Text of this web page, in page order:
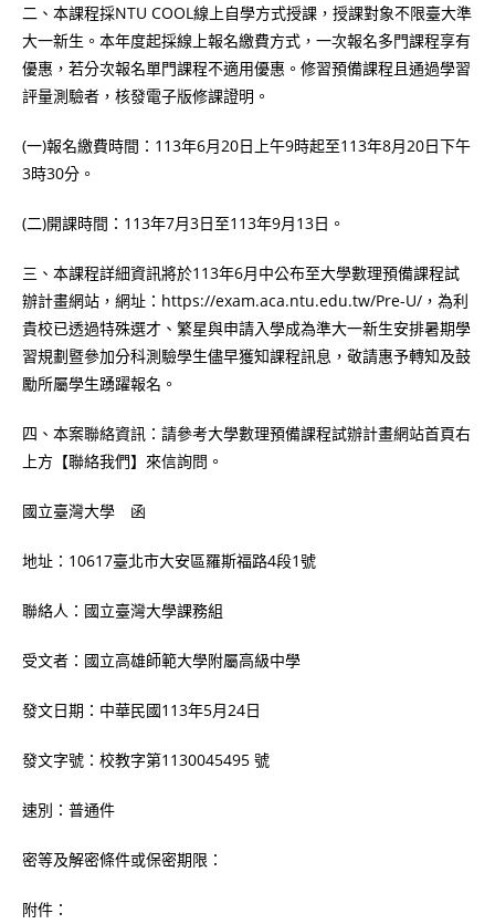
二、本課程採NTU COOL線上自學方式授課，授課對象不限臺大準
大一新生。本年度起採線上報名繳費方式，一次報名多門課程享有
優惠，若分次報名單門課程不適用優惠。修習預備課程且通過學習
評量測驗者，核發電子版修課證明。
(一)報名繳費時間：113年6月20日上午9時起至113年8月20日下午
3時30分。
(二)開課時間：113年7月3日至113年9月13日。
三、本課程詳細資訊將於113年6月中公布至大學數理預備課程試
辦計畫網站，網址：https://exam.aca.ntu.edu.tw/Pre-U/，為利
貴校已透過特殊選才、繁星與申請入學成為準大一新生安排暑期學
習規劃暨參加分科測驗學生儘早獲知課程訊息，敬請惠予轉知及鼓
勵所屬學生踴躍報名。
四、本案聯絡資訊：請參考大學數理預備課程試辦計畫網站首頁右
上方【聯絡我們】來信詢問。
國立臺灣大學 函
地址：10617臺北市大安區羅斯福路4段1號
聯絡人：國立臺灣大學課務組
受文者：國立高雄師範大學附屬高級中學
發文日期：中華民國113年5月24日
發文字號：校教字第1130045495 號
速別：普通件
密等及解密條件或保密期限：
附件：